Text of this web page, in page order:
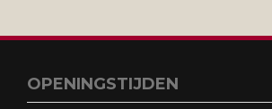
OPENINGSTIJDEN